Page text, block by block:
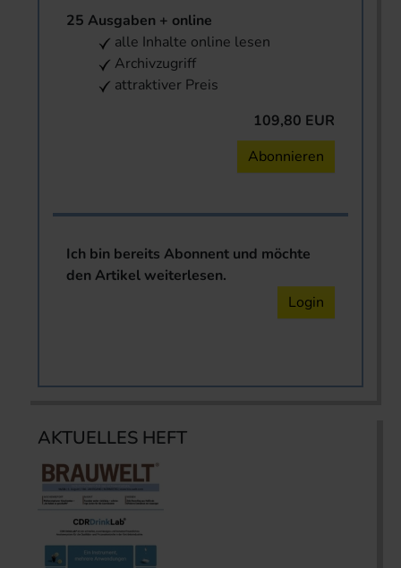
25 Ausgaben + online
alle Inhalte online lesen
Archivzugriff
attraktiver Preis
109,80 EUR
Abonnieren
Ich bin bereits Abonnent und möchte
den Artikel weiterlesen.
Login
AKTUELLES HEFT